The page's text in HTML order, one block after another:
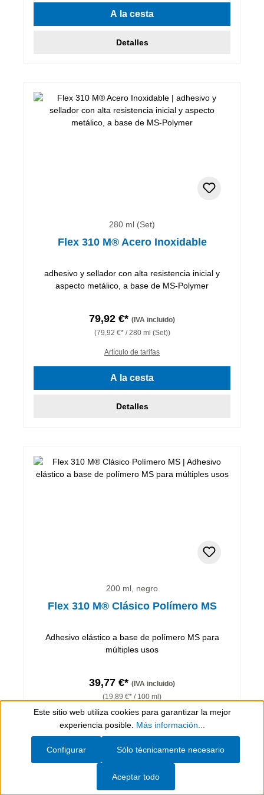
A la cesta
Detalles
280 ml (Set)
Flex 310 M® Acero Inoxidable
adhesivo y sellador con alta resistencia inicial y
aspecto metálico, a base de MS-Polymer
79,92 €* (IVA incluido)
(79,92 €* / 280 ml (Set))
Artículo de tarifas
A la cesta
Detalles
200 ml, negro
Flex 310 M® Clásico Polímero MS
Adhesivo elástico a base de polímero MS para
múltiples usos
39,77 €* (IVA incluido)
(19,89 €* / 100 ml)
Artículo de tarifas
Show toolbar
Este sitio web utiliza cookies para garantizar la mejor
experiencia posible. Más información...
Sólo técnicamente necesario
Configurar
Aceptar todo